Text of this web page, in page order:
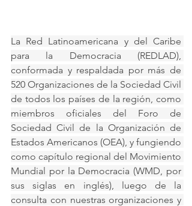
La Red Latinoamericana y del Caribe
para la Democracia (REDLAD),
conformada y respaldada por más de
520 Organizaciones de la Sociedad Civil
de todos los países de la región, como
miembros oficiales del Foro de
Sociedad Civil de la Organización de
Estados Americanos (OEA), y fungiendo
como capítulo regional del Movimiento
Mundial por la Democracia (WMD, por
sus siglas en inglés), luego de la
consulta con nuestras organizaciones y